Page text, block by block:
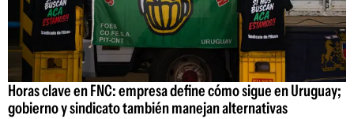
Horas clave en FNC: empresa define cómo sigue en Uruguay;
gobierno y sindicato también manejan alternativas